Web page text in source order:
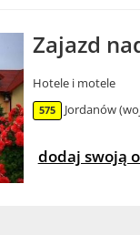
Zajazd
Hotele i motele
575 Jordanów
dodaj swoją